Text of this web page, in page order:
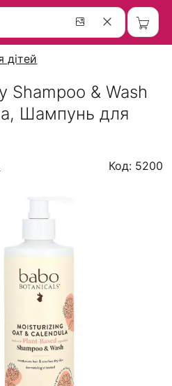
дітей
Shampoo & Wash
Шампунь для
Код: 5200